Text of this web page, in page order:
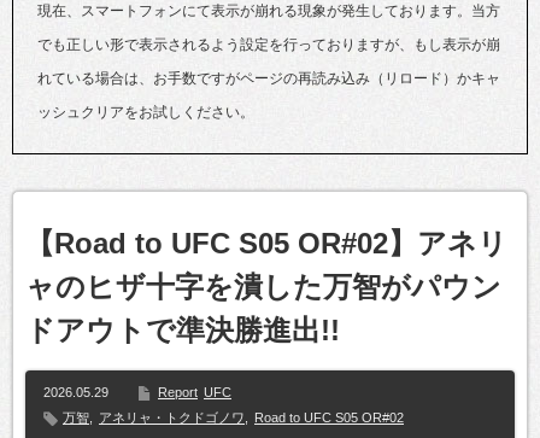
現在、スマートフォンにて表示が崩れる現象が発生しております。当方
でも正しい形で表示されるよう設定を行っておりますが、もし表示が崩
れている場合は、お手数ですがページの再読み込み（リロード）かキャ
ッシュクリアをお試しください。
【Road to UFC S05 OR#02】アネリ
ャのヒザ十字を潰した万智がパウン
ドアウトで準決勝進出!!
2026.05.29 Report UFC
万智
アネリャ・トクドゴノワ Road to UFC S05 OR#02